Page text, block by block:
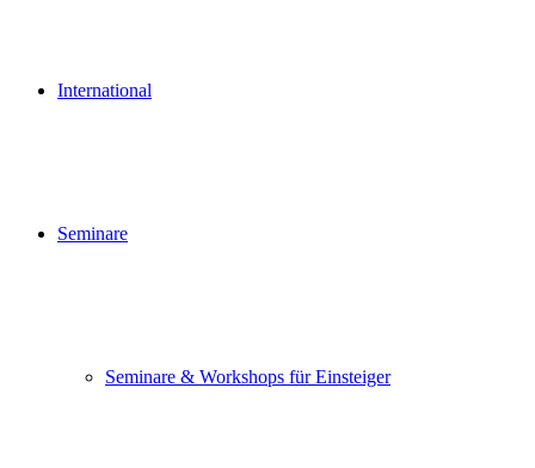
International
Seminare
Seminare & Workshops für Einsteiger